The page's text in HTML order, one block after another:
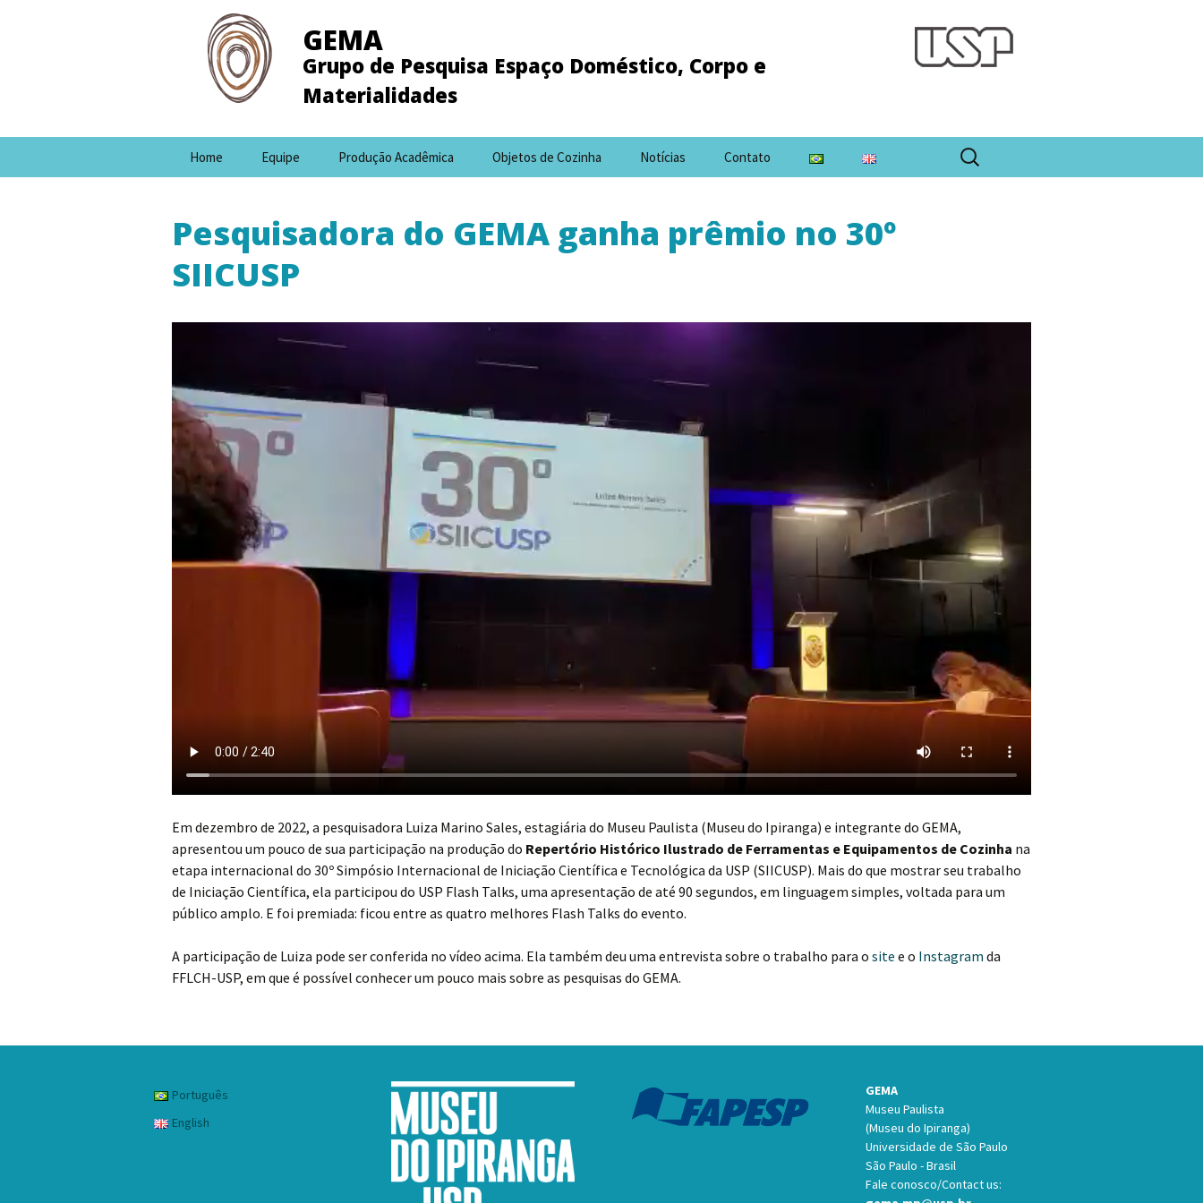
GEMA
Grupo de Pesquisa Espaço Doméstico, Corpo e
Materialidades
Home Equipe Produção Acadêmica Objetos de Cozinha Notícias Contato
Pesquisar
por:
Pesquisadora do GEMA ganha prêmio no 30º
SIICUSP
Em dezembro de 2022, a pesquisadora Luiza Marino Sales, estagiária do Museu Paulista (Museu do Ipiranga) e integrante do GEMA,
apresentou um pouco de sua participação na produção do Repertório Histórico Ilustrado de Ferramentas e Equipamentos de Cozinha na
etapa internacional do 30º Simpósio Internacional de Iniciação Científica e Tecnológica da USP (SIICUSP). Mais do que mostrar seu trabalho
de Iniciação Científica, ela participou do USP Flash Talks, uma apresentação de até 90 segundos, em linguagem simples, voltada para um
público amplo. E foi premiada: ficou entre as quatro melhores Flash Talks do evento.
A participação de Luiza pode ser conferida no vídeo acima. Ela também deu uma entrevista sobre o trabalho para o site e o Instagram da
FFLCH-USP, em que é possível conhecer um pouco mais sobre as pesquisas do GEMA.
Português
English
GEMA
Museu Paulista
(Museu do Ipiranga)
Universidade de São Paulo
São Paulo - Brasil
Fale conosco/Contact us: